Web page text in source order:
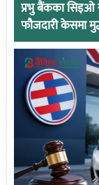
प्रभु बैंकका सिइओ
फौजदारी केसमा